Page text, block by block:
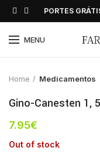
PORTES
MENUClick to enlarge
Home Medicamentos
Gino-Canesten 1,
7.95€
Out of stock